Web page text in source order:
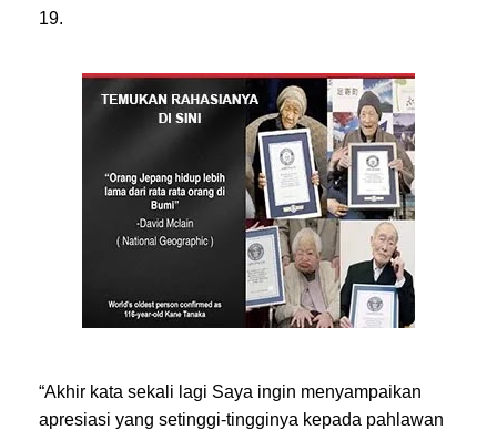
19.
“Akhir kata sekali lagi Saya ingin menyampaikan
apresiasi yang setinggi-tingginya kepada pahlawan